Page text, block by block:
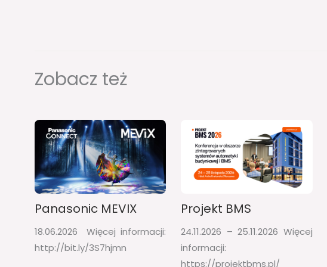
Zobacz też
Panasonic MEVIX
18.06.2026 Więcej informacji:
http://bit.ly/3S7hjmn
Projekt BMS
24.11.2026 – 25.11.2026​ Więcej
informacji:
https://projektbms.pl/